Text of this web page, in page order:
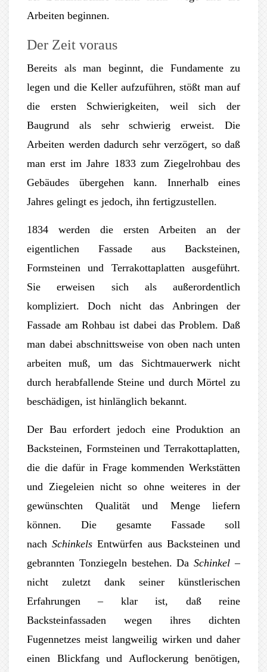
Arbeiten beginnen.
Der Zeit voraus
Bereits als man beginnt, die Fundamente zu
legen und die Keller aufzuführen, stößt man auf
die ersten Schwierigkeiten, weil sich der
Baugrund als sehr schwierig erweist. Die
Arbeiten werden dadurch sehr verzögert, so daß
man erst im Jahre 1833 zum Ziegelrohbau des
Gebäudes übergehen kann. Innerhalb eines
Jahres gelingt es jedoch, ihn fertigzustellen.
1834 werden die ersten Arbeiten an der
eigentlichen Fassade aus Backsteinen,
Formsteinen und Terrakottaplatten ausgeführt.
Sie erweisen sich als außerordentlich
kompliziert. Doch nicht das Anbringen der
Fassade am Rohbau ist dabei das Problem. Daß
man dabei abschnittsweise von oben nach unten
arbeiten muß, um das Sichtmauerwerk nicht
durch herabfallende Steine und durch Mörtel zu
beschädigen, ist hinlänglich bekannt.
Der Bau erfordert jedoch eine Produktion an
Backsteinen, Formsteinen und Terrakottaplatten,
die die dafür in Frage kommenden Werkstätten
und Ziegeleien nicht so ohne weiteres in der
gewünschten Qualität und Menge liefern
können. Die gesamte Fassade soll
nachSchinkels Entwürfen aus Backsteinen und
gebrannten Tonziegeln bestehen. DaSchinkel –
nicht zuletzt dank seiner künstlerischen
Erfahrungen – klar ist, daß reine
Backsteinfassaden wegen ihres dichten
Fugennetzes meist langweilig wirken und daher
einen Blickfang und Auflockerung benötigen,